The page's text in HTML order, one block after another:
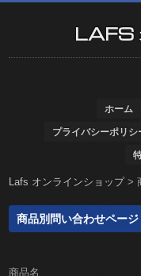
LAFS
ホーム
プライバシーポリシ
Lafs オンラインショップ>
商品別問い合わせページ
商品名